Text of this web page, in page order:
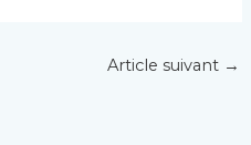
Article suivant →